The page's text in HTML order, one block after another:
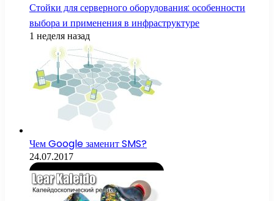
Стойки для серверного оборудования: особенности
выбора и применения в инфраструктуре
1 неделя назад
Чем Google заменит SMS?
24.07.2017